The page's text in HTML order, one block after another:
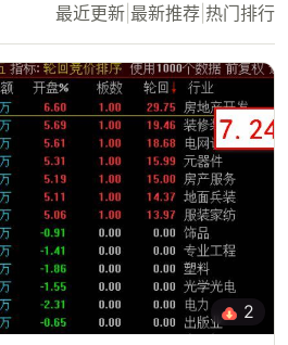
最近更新 最新推荐 热门排行
2